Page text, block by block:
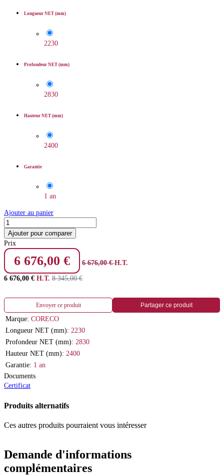
Longueur NET (mm)
2230
Profondeur NET (mm)
2830
Hauteur NET (mm)
2400
Garantie
1 an
Ajouter au panier
Ajouter pour comparer
Prix
6 676,00 € 6 676,00€ H.T.
6 676,00 € H.T. 8 345,00€
Envoyer ce produit Partager ce produit
Marque: CORECO
Longueur NET (mm): 2230
Profondeur NET (mm): 2830
Hauteur NET (mm): 2400
Garantie: 1 an
Documents
Certificat
Produits alternatifs
Ces autres produits pourraient vous intéresser
Demande d'informations
complémentaires